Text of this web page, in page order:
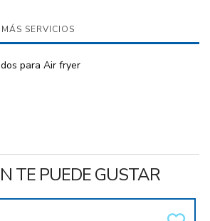
MÁS SERVICIOS
para Air fryer
TE PUEDE GUSTAR